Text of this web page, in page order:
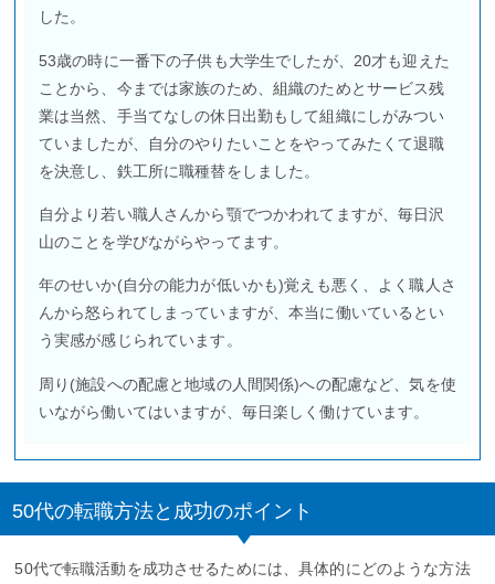
した。
53歳の時に一番下の子供も大学生でしたが、20才も迎えた
ことから、今までは家族のため、組織のためとサービス残
業は当然、手当てなしの休日出勤もして組織にしがみつい
ていましたが、自分のやりたいことをやってみたくて退職
を決意し、鉄工所に職種替をしました。
自分より若い職人さんから顎でつかわれてますが、毎日沢
山のことを学びながらやってます。
年のせいか(自分の能力が低いかも)覚えも悪く、よく職人さ
んから怒られてしまっていますが、本当に働いているとい
う実感が感じられています。
周り(施設への配慮と地域の人間関係)への配慮など、気を使
いながら働いてはいますが、毎日楽しく働けています。
50代の転職方法と成功のポイント
50代で転職活動を成功させるためには、具体的にどのような方法